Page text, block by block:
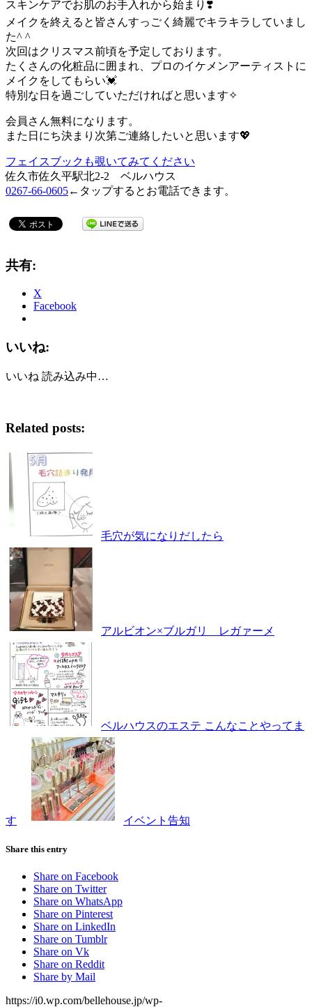
スキンケアでお肌のお手入れから始まり❣️
メイクを終えると皆さんすっごく綺麗でキラキラしていまし
た^ ^
次回はクリスマス前頃を予定しております。
たくさんの化粧品に囲まれ、プロのイケメンアーティストに
メイクをしてもらい💓
特別な日を過ごしていただければと思います✧
会員さん無料になります。
また日にち決まり次第ご連絡したいと思います💖
フェイスブックも覗いてみてください
佐久市佐久平駅北2-2 ベルハウス
0267-66-0605←タップするとお電話できます。
共有:
X
Facebook
いいね:
いいね 読み込み中…
Related posts:
毛穴が気になりだしたら
アルビオン×ブルガリ レガァーメ
ベルハウスのエステ こんなことやってま
す イベント告知
Share this entry
Share on Facebook
Share on Twitter
Share on WhatsApp
Share on Pinterest
Share on LinkedIn
Share on Tumblr
Share on Vk
Share on Reddit
Share by Mail
https://i0.wp.com/bellehouse.jp/wp-